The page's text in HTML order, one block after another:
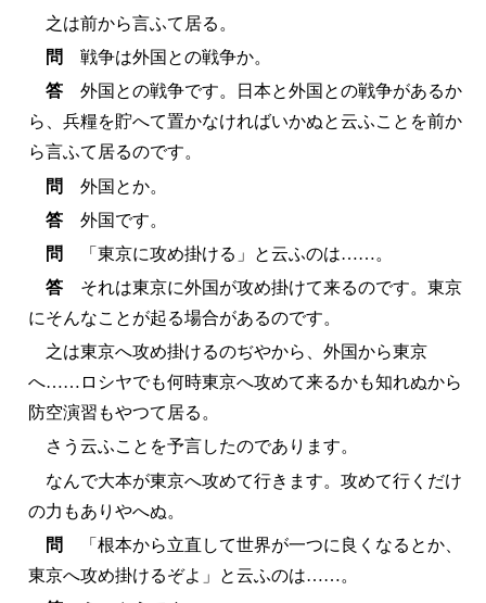
之は前から言ふて居る。
問 戦争は外国との戦争か。
答外国との戦争です。日本と外国との戦争があるか
ら、兵糧を貯へて置かなければいかぬと云ふことを前か
ら言ふて居るのです。
問 外国とか。
答外国です。
問 「東京に攻め掛ける」と云ふのは……。
答それは東京に外国が攻め掛けて来るのです。東京
にそんなことが起る場合があるのです。
之は東京へ攻め掛けるのぢやから、外国から東京
へ……ロシヤでも何時東京へ攻めて来るかも知れぬから
防空演習もやつて居る。
さう云ふことを予言したのであります。
なんで大本が東京へ攻めて行きます。攻めて行くだけ
の力もありやへぬ。
問 「根本から立直して世界が一つに良くなるとか、
東京へ攻め掛けるぞよ」と云ふのは……。